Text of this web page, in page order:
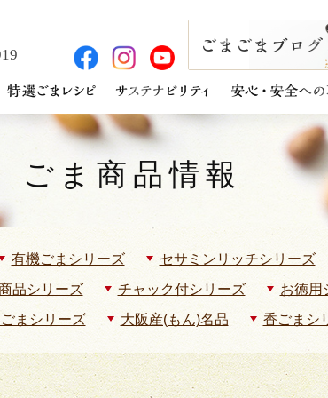
ごま商品情報
有機ごまシリーズ セサミンリッチシリーズ
品シリーズ チャック付シリーズ お徳用
まシリーズ 大阪産(もん)名品 香ごまシ